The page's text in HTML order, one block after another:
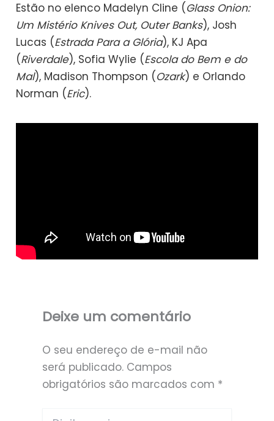
Estão no elenco Madelyn Cline (Glass Onion:
Um Mistério Knives Out, Outer Banks), Josh
Lucas (Estrada Para a Glória), KJ Apa
(Riverdale), Sofia Wylie (Escola do Bem e do
Mal), Madison Thompson (Ozark) e Orlando
Norman (Eric).
Deixe um comentário
O seu endereço de e-mail não
será publicado. Campos
obrigatórios são marcados com *